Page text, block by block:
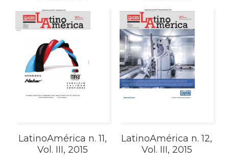
LatinoAmérica n. 11,
Vol. III, 2015
LatinoAmérica n. 12,
Vol. III, 2015